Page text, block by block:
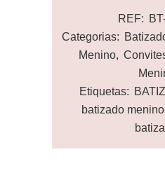
REF:
Categorias:
Menino,
Etiquetas:
batizado menino